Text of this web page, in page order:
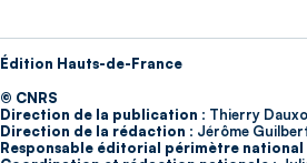
Édition Hauts-de-France
© CNRS
Direction de la publication : Thierry
Direction de la rédaction : Jérôme
Responsable éditorial périmètre national